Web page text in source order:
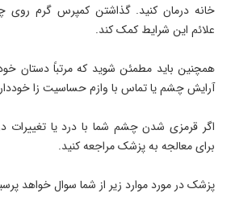
خانه درمان کنید. گذاشتن کمپرس گرم
علائم این شرایط کمک کند.
همچنین باید مطمئن شوید که مرتباً دستان
آرایش چشم یا تماس با وازم حساسیت زا
اگر قرمزی شدن چشم شما با درد یا تغییرات
برای معالجه به پزشک مراجعه کنید.
پزشک در مورد موارد زیر از شما سوال خواهد